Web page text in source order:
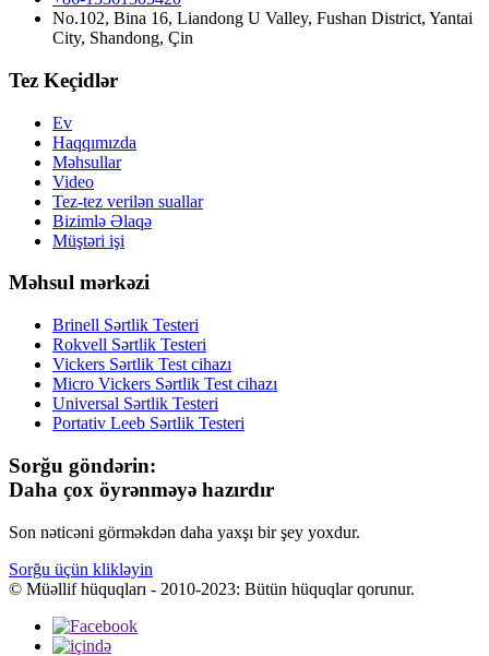
No.102, Bina 16, Liandong U Valley, Fushan District, Yantai
City, Shandong, Çin
Tez Keçidlər
Ev
Haqqımızda
Məhsullar
Video
Tez-tez verilən suallar
Bizimlə Əlaqə
Müştəri işi
Məhsul mərkəzi
Brinell Sərtlik Testeri
Rokvell Sərtlik Testeri
Vickers Sərtlik Test cihazı
Micro Vickers Sərtlik Test cihazı
Universal Sərtlik Testeri
Portativ Leeb Sərtlik Testeri
Sorğu göndərin:
Daha çox öyrənməyə hazırdır
Son nəticəni görməkdən daha yaxşı bir şey yoxdur.
Sorğu üçün klikləyin
© Müəllif hüquqları - 2010-2023: Bütün hüquqlar qorunur.